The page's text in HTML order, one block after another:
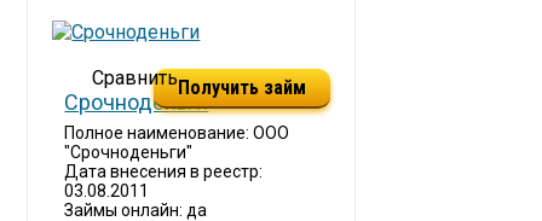
Срочноденьги
Полное наименование: ООО
"Срочноденьги"
Дата внесения в реестр:
03.08.2011
Займы онлайн: да
Получить займ